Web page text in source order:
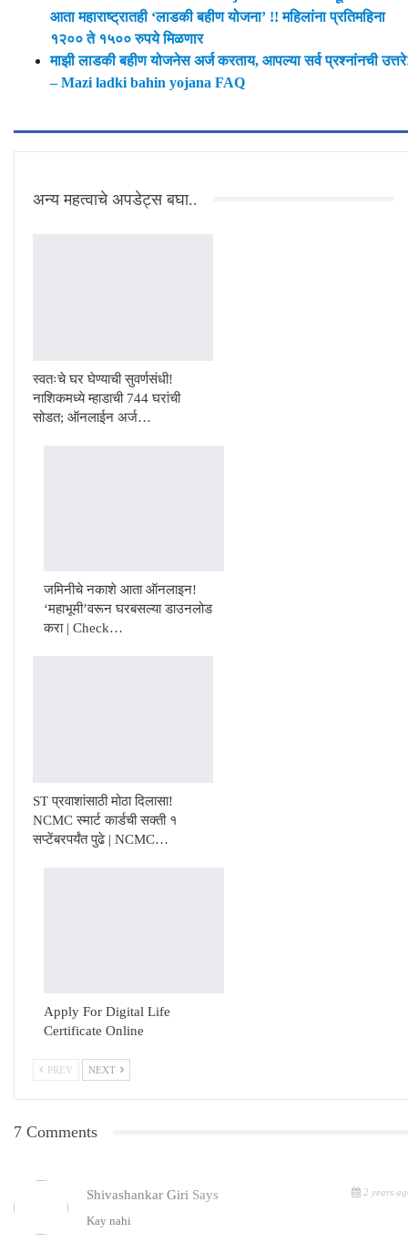
आता महाराष्ट्रातही ‘लाडकी बहीण योजना’ !! महिलांना प्रतिमहिना
१२०० ते १५०० रुपये मिळणार
माझी लाडकी बहीण योजनेस अर्ज करताय, आपल्या सर्व प्रश्नांनची
– Mazi ladki bahin yojana FAQ
अन्य महत्वाचे अपडेट्स बघा..
स्वतःचे घर घेण्याची सुवर्णसंधी!
नाशिकमध्ये म्हाडाची 744 घरांची
सोडत; ऑनलाईन अर्ज…
जमिनीचे नकाशे आता ऑनलाइन!
‘महाभूमी’वरून घरबसल्या डाउनलोड
करा | Check…
ST प्रवाशांसाठी मोठा दिलासा!
NCMC स्मार्ट कार्डची सक्ती १
सप्टेंबरपर्यंत पुढे | NCMC…
Apply For Digital Life
Certificate Online
PREV NEXT
7 Comments
Shivashankar Giri Says 2 years
Kay nahi